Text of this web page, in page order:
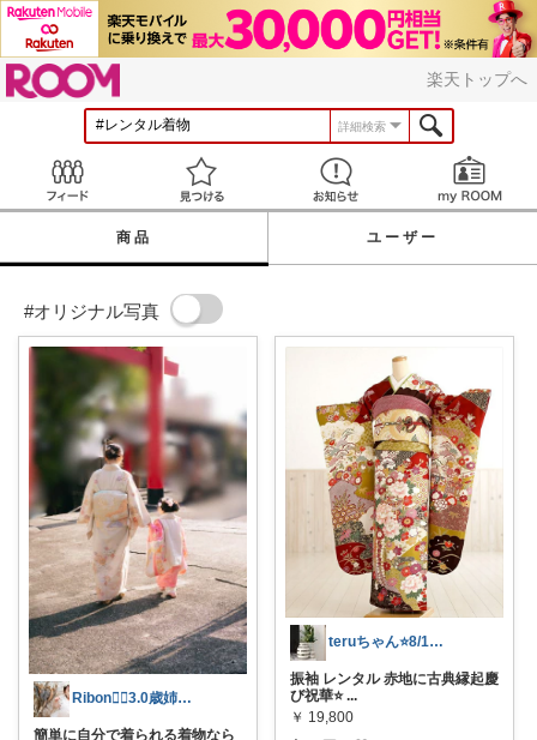
楽天トップへ
詳細検索
見つける お知らせ
商品 ユーザー
#オリジナル写真
Ribon❁⃘3.0歳姉妹ﾏﾏ👧🏻♡
簡単に自分で着られる着物なら
teruちゃん⭐️8/1楽天トラベル感謝
振袖 レンタル 赤地に古典縁起慶
び祝華⭐️ ...
￥ 19,800